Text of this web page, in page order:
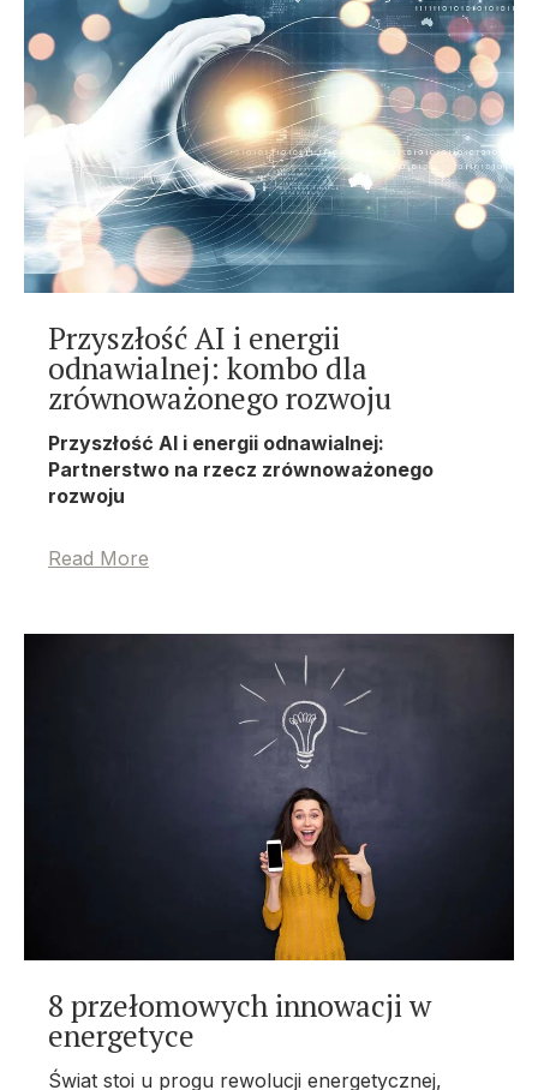
Przyszłość AI i energii
odnawialnej: kombo dla
zrównoważonego rozwoju
Przyszłość AI i energii odnawialnej:
Partnerstwo na rzecz zrównoważonego
rozwoju
Read More
8 przełomowych innowacji w
energetyce
Świat stoi u progu rewolucji energetycznej,